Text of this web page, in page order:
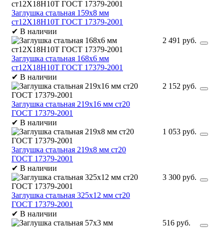
Заглушка стальная 159х8 мм
ст12Х18Н10Т ГОСТ 17379-2001
✔ В наличии
Заглушка стальная 168х6 мм
ст12Х18Н10Т ГОСТ 17379-2001
✔ В наличии
2 491 руб.
Заглушка стальная 219х16 мм ст20
ГОСТ 17379-2001
✔ В наличии
2 152 руб.
Заглушка стальная 219х8 мм ст20
ГОСТ 17379-2001
✔ В наличии
1 053 руб.
Заглушка стальная 325х12 мм ст20
ГОСТ 17379-2001
✔ В наличии
3 300 руб.
516 руб.